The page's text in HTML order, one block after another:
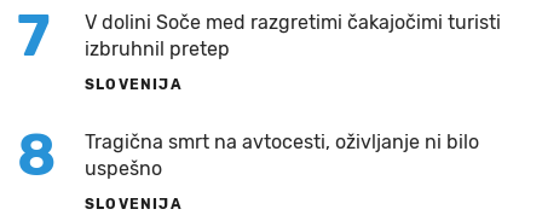
7
V dolini Soče med razgretimi čakajočimi turisti
izbruhnil pretep
SLOVENIJA
8
Tragična smrt na avtocesti, oživljanje ni bilo
uspešno
SLOVENIJA